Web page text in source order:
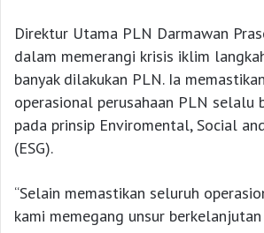
Direktur Utama PLN Darmawan
dalam memerangi krisis iklim
banyak dilakukan PLN. Ia
operasional perusahaan PLN selalu
pada prinsip Enviromental, Social
(ESG).
“Selain memastikan seluruh
kami memegang unsur